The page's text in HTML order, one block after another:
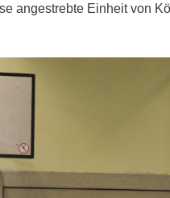
angestrebte Einheit von